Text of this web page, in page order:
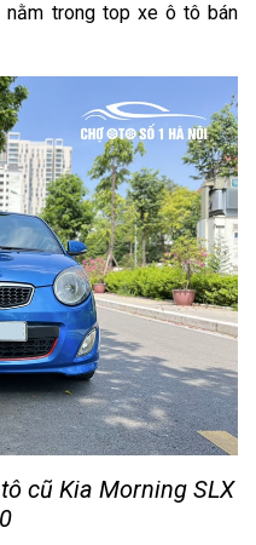
nằm trong top xe ô tô bán
cũ Kia Morning SLX